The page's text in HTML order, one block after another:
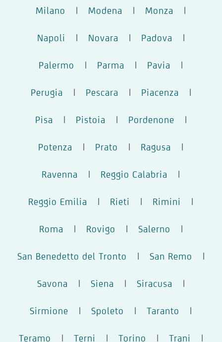
Milano | Modena | Monza |
Napoli | Novara | Padova |
Palermo | Parma | Pavia |
Perugia | Pescara | Piacenza |
Pisa | Pistoia | Pordenone |
Potenza | Prato | Ragusa |
Ravenna | Reggio Calabria |
Reggio Emilia | Rieti | Rimini |
Roma | Rovigo | Salerno |
San Benedetto del Tronto | San Remo |
Savona | Siena | Siracusa |
Sirmione | Spoleto | Taranto |
Teramo | Terni | Torino | Trani |